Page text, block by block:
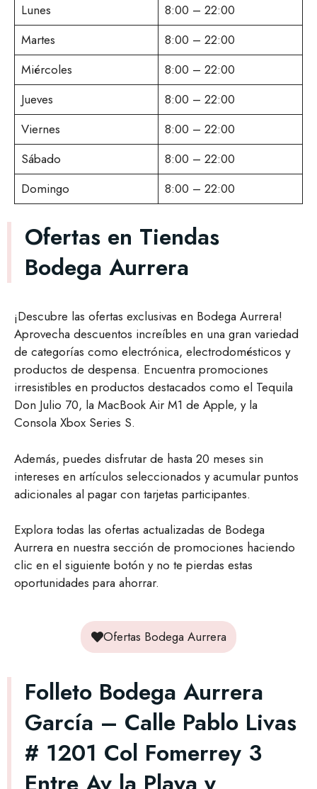
Lunes
8:00 – 22:00
Martes
8:00 – 22:00
Miércoles
8:00 – 22:00
Jueves
8:00 – 22:00
Viernes
8:00 – 22:00
Sábado
8:00 – 22:00
Domingo
8:00 – 22:00
Ofertas en Tiendas
Bodega Aurrera
¡Descubre las ofertas exclusivas en Bodega Aurrera!
Aprovecha descuentos increíbles en una gran variedad
de categorías como electrónica, electrodomésticos y
productos de despensa. Encuentra promociones
irresistibles en productos destacados como el Tequila
Don Julio 70, la MacBook Air M1 de Apple, y la
Consola Xbox Series S.
Además, puedes disfrutar de hasta 20 meses sin
intereses en artículos seleccionados y acumular puntos
adicionales al pagar con tarjetas participantes.
Explora todas las ofertas actualizadas de Bodega
Aurrera en nuestra sección de promociones haciendo
clic en el siguiente botón y no te pierdas estas
oportunidades para ahorrar.
Ofertas Bodega Aurrera
Folleto Bodega Aurrera
García – Calle Pablo Livas
# 1201 Col Fomerrey 3